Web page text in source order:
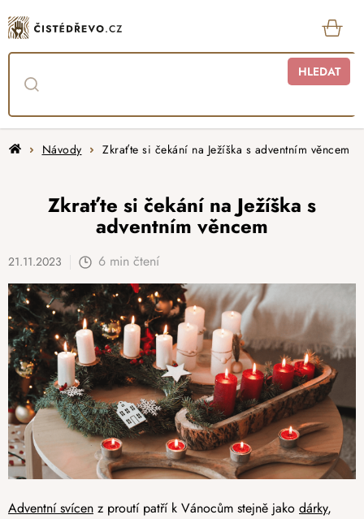
na
obsah
HLEDAT
DomůNávody Zkraťte si čekání na Ježíška s adventním věncem
Zkraťte si čekání na Ježíška s
adventním věncem
21.11.2023 6 min čtení
Adventní svícen z proutí patří k Vánocům stejně jako dárky,